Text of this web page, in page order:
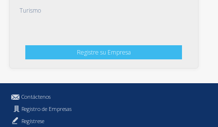
Turismo
Registre su Empresa
Contáctenos
Registro de Empresas
Regístrese